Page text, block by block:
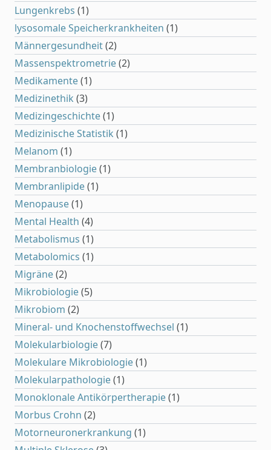
Lungenkrebs (1)
lysosomale Speicherkrankheiten (1)
Männergesundheit(2)
Massenspektrometrie(2)
Medikamente(1)
Medizinethik (3)
Medizingeschichte(1)
Medizinische Statistik (1)
Melanom (1)
Membranbiologie(1)
Membranlipide(1)
Menopause(1)
Mental Health (4)
Metabolismus (1)
Metabolomics (1)
Migräne(2)
Mikrobiologie(5)
Mikrobiom (2)
Mineral- und Knochenstoffwechsel (1)
Molekularbiologie(7)
Molekulare Mikrobiologie(1)
Molekularpathologie(1)
Monoklonale Antikörpertherapie(1)
Morbus Crohn (2)
Motorneuronerkrankung (1)